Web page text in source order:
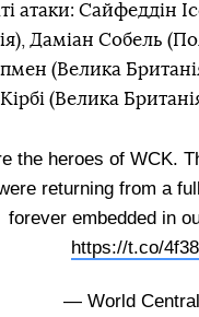
атаки: Сайфеддін
Даміан Собель
(Велика
(Велика
the heroes of WCK.
returning from a
forever embedded in
https://t.co/
— World